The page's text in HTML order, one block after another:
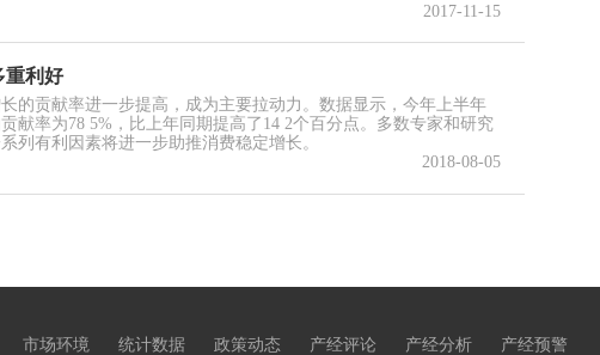
2017-11-15
重利好
的贡献率进一步提高，成为主要拉动力。数据显示，今年上半年
献率为78 5%，比上年同期提高了14 2个百分点。多数专家和研究
列有利因素将进一步助推消费稳定增长。
2018-08-05
市场环境 统计数据 政策动态 产经评论 产经分析
产经预警